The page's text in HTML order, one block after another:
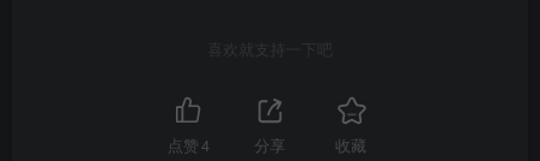
执行命令以后，它会自动弹出Copilot登入页面，你可以
自行注册一个小号或直接登入都可以，需要注意的是：登入
喜欢就支持一下吧
点赞4 分享 收藏